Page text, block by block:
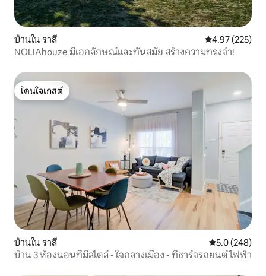
บ้านใน ราลี คะแนนเฉลี่ย
4.97 (225)
NOLIAhouze มีเอกลักษณ์และทันสมัย สร้างความทรงจำ!
โดนใจเกสต์
โดนใจเกสต์
บ้านใน ราลี คะแนนเฉลี่ย
5.0 (248)
บ้าน 3 ห้องนอนที่มีสไตล์ - ใจกลางเมือง - ที่ชาร์จรถยนต์ไฟฟ้า